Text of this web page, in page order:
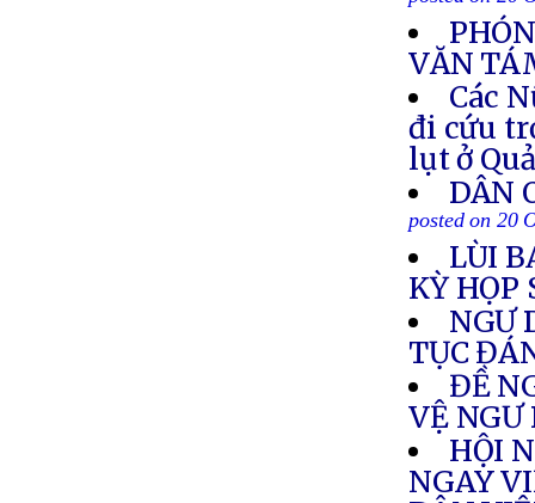
VĂN
Các
đi cứu
lụt ở
DÂN
posted on 20
LÙI
KỲ HỌP
NGƯ
TỤC
ĐỀ
VỆ NGƯ
HỘI
NGAY